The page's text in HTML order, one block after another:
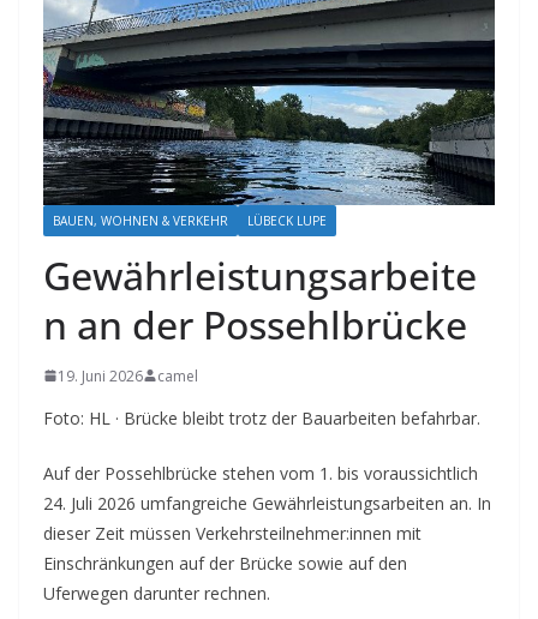
BAUEN, WOHNEN & VERKEHR LÜBECK LUPE
Gewährleistungsarbeite
n an der Possehlbrücke
19. Juni 2026 camel
Foto: HL · Brücke bleibt trotz der Bauarbeiten befahrbar.
Auf der Possehlbrücke stehen vom 1. bis voraussichtlich
24. Juli 2026 umfangreiche Gewährleistungsarbeiten an. In
dieser Zeit müssen Verkehrsteilnehmer:innen mit
Einschränkungen auf der Brücke sowie auf den
Uferwegen darunter rechnen.